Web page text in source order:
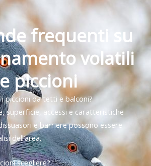
frequenti su
volatili
piccioni
piccioni da tetti e balconi?
superficie, accessi e caratteristiche
e barriere possono essere
dell’area.
scegliere?